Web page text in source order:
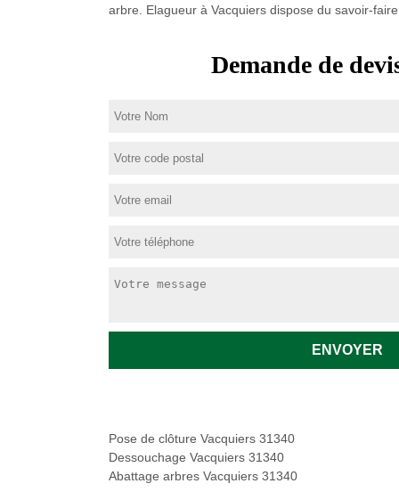
arbre. Elagueur à Vacquiers dispose du savoir-
Demande de
Pose de clôture Vacquiers 31340
Dessouchage Vacquiers 31340
Abattage arbres Vacquiers 31340